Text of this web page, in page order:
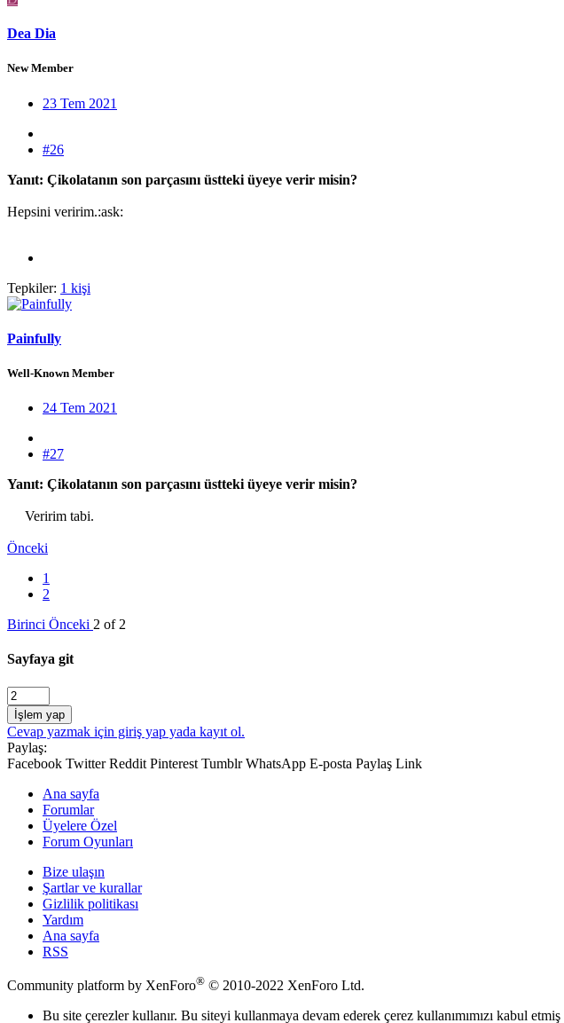
Dea Dia
New Member
23 Tem 2021
#26
Yanıt: Çikolatanın son parçasını üstteki üyeye verir misin?
Hepsini veririm.:ask:
Tepkiler: 1 kişi
Painfully
Well-Known Member
24 Tem 2021
#27
Yanıt: Çikolatanın son parçasını üstteki üyeye verir misin?
Veririm tabi.​
Önceki
1
2
Birinci Önceki 2 of 2
Sayfaya git
İşlem yap
Cevap yazmak için giriş yap yada kayıt ol.
Paylaş:
Facebook Twitter Reddit Pinterest Tumblr WhatsApp E-posta Paylaş Link
Ana sayfa
Forumlar
Üyelere Özel
Forum Oyunları
Bize ulaşın
Şartlar ve kurallar
Gizlilik politikası
Yardım
Ana sayfa
RSS
Community platform by XenForo® © 2010-2022 XenForo Ltd.
Bu site çerezler kullanır. Bu siteyi kullanmaya devam ederek çerez kullanımımızı kabul